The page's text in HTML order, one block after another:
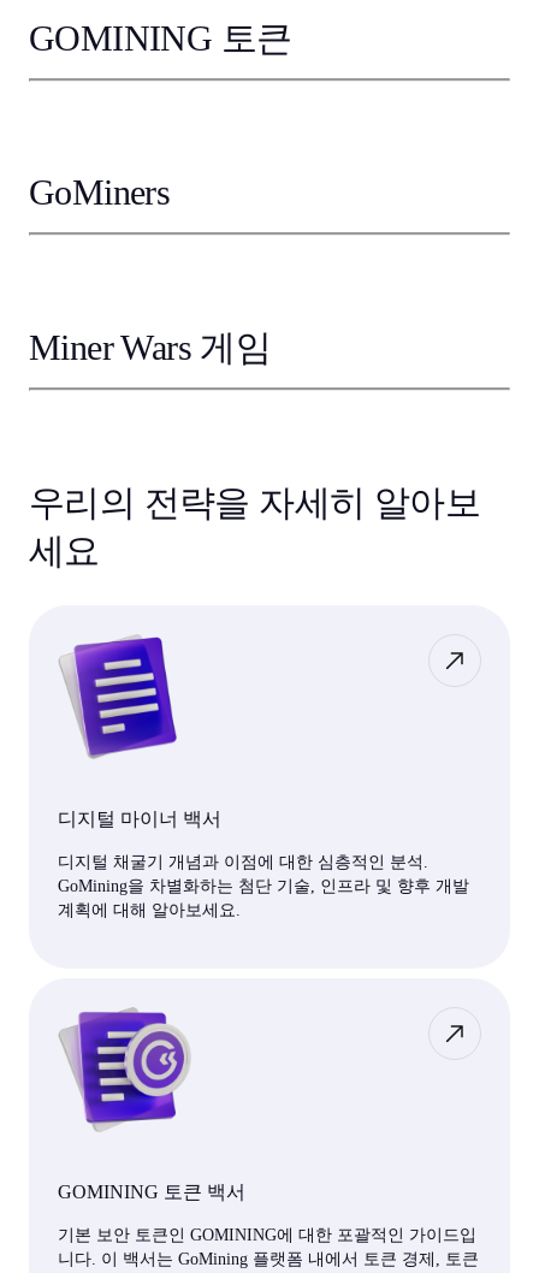
GOMINING 토큰
GoMiners
Miner Wars 게임
우리의 전략을 자세히 알아보
세요
디지털 마이너 백서
디지털 채굴기 개념과 이점에 대한 심층적인 분석.
GoMining을 차별화하는 첨단 기술, 인프라 및 향후 개발
계획에 대해 알아보세요.
GOMINING 토큰 백서
기본 보안 토큰인 GOMINING에 대한 포괄적인 가이드입
니다. 이 백서는 GoMining 플랫폼 내에서 토큰 경제, 토큰